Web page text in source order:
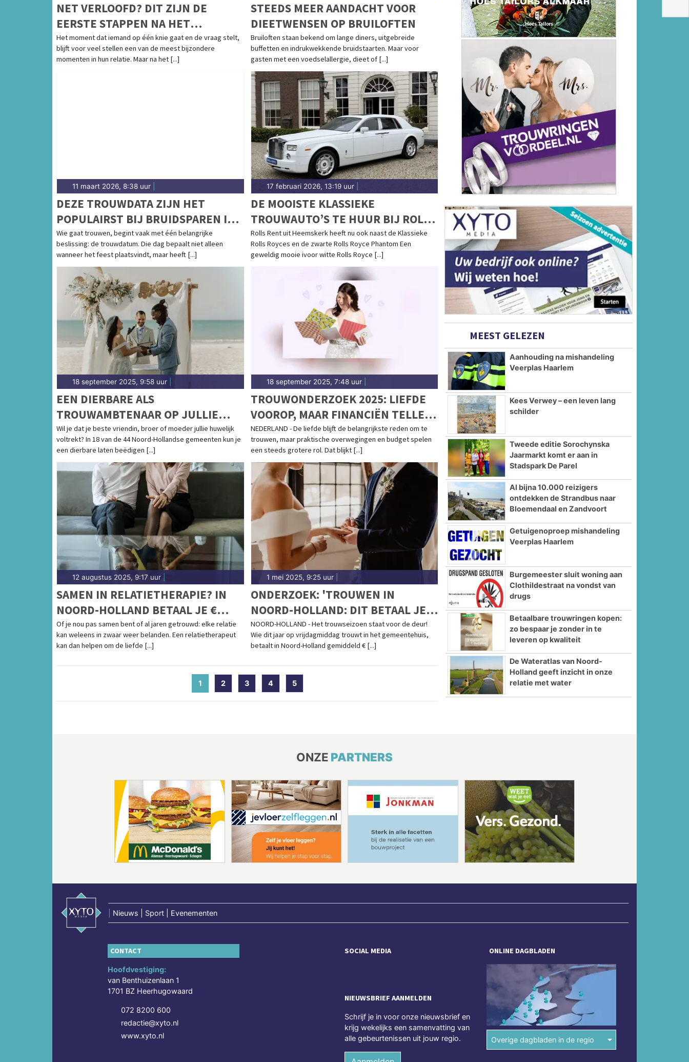
NET VERLOOFD? DIT ZIJN DE
EERSTE STAPPEN NA HET
HUWELIJKSAANZOEK
Het moment dat iemand op één knie gaat en de vraag stelt,
blijft voor veel stellen een van de meest bijzondere
momenten in hun relatie. Maar na het [...]
STEEDS MEER AANDACHT VOOR
DIEETWENSEN OP BRUILOFTEN
Bruiloften staan bekend om lange diners, uitgebreide
buffetten en indrukwekkende bruidstaarten. Maar voor
gasten met een voedselallergie, dieet of [...]
11 maart 2026, 8:38 uur
DEZE TROUWDATA ZIJN HET
POPULAIRST BIJ BRUIDSPAREN IN
2026, 2027 EN 2028
Wie gaat trouwen, begint vaak met één belangrijke
beslissing: de trouwdatum. Die dag bepaalt niet alleen
wanneer het feest plaatsvindt, maar heeft [...]
17 februari 2026, 13:19 uur|
DE MOOISTE KLASSIEKE
TROUWAUTO’S TE HUUR BIJ ROLLS
RENT
Rolls Rent uit Heemskerk heeft nu ook naast de Klassieke
Rolls Royces en de zwarte Rolls Royce Phantom Een
geweldig mooie ivoor witte Rolls Royce [...]
18 september 2025, 9:58 uur
EEN DIERBARE ALS
TROUWAMBTENAAR OP JULLIE
BRUILOFT? DIT KAN IN 18 VAN DE
44 NOORD-HOLLANDSE
GEMEENTEN
Wil je dat je beste vriendin, broer of moeder jullie huwelijk
voltrekt? In 18 van de 44 Noord-Hollandse gemeenten kun je
een dierbare laten beëdigen [...]
18 september 2025, 7:48 uur|
TROUWONDERZOEK 2025: LIEFDE
VOOROP, MAAR FINANCIËN TELLEN
MEE
NEDERLAND - De liefde blijft de belangrijkste reden om te
trouwen, maar praktische overwegingen en budget spelen
een steeds grotere rol. Dat blijkt [...]
12 augustus 2025, 9:17 uur
SAMEN IN RELATIETHERAPIE? IN
NOORD-HOLLAND BETAAL JE €
143,98 PER UUR
Of je nou pas samen bent of al jaren getrouwd: elke relatie
kan weleens in zwaar weer belanden. Een relatietherapeut
kan dan helpen om de liefde [...]
1 mei 2025, 9:25 uur|
ONDERZOEK: 'TROUWEN IN
NOORD-HOLLAND: DIT BETAAL JE
IN 2025 VOOR EEN
HUWELIJKSCEREMONIE'
NOORD-HOLLAND - Het trouwseizoen staat voor de deur!
Wie dit jaar op vrijdagmiddag trouwt in het gemeentehuis,
betaalt in Noord-Holland gemiddeld € [...]
1 (current)
2 3 4 5
MEEST GELEZEN
Aanhouding na mishandeling
Veerplas Haarlem
Kees Verwey – een leven lang
schilder
Tweede editie Sorochynska
Jaarmarkt komt er aan in
Stadspark De Parel
Al bijna 10.000 reizigers
ontdekken de Strandbus naar
Bloemendaal en Zandvoort
Getuigenoproep mishandeling
Veerplas Haarlem
Burgemeester sluit woning aan
Clothildestraat na vondst van
drugs
Betaalbare trouwringen kopen:
zo bespaar je zonder in te
leveren op kwaliteit
De Wateratlas van Noord-
Holland geeft inzicht in onze
relatie met water
ONZE PARTNERS
Nieuws | Sport | Evenementen
CONTACT
Hoofdvestiging:
van Benthuizenlaan 1
1701 BZ Heerhugowaard
072 8200 600
redactie@xyto.nl
www.xyto.nl
SOCIAL MEDIA
NIEUWSBRIEF AANMELDEN
Schrijf je in voor onze nieuwsbrief en
krijg wekelijks een samenvatting van
alle gebeurtenissen uit jouw regio.
ONLINE DAGBLADEN
Overige dagbladen in de regio